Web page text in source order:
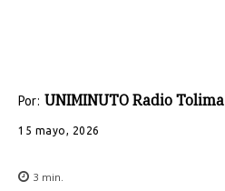
Por: UNIMINUTO Radio Tolima
15 mayo, 2026
3 min.